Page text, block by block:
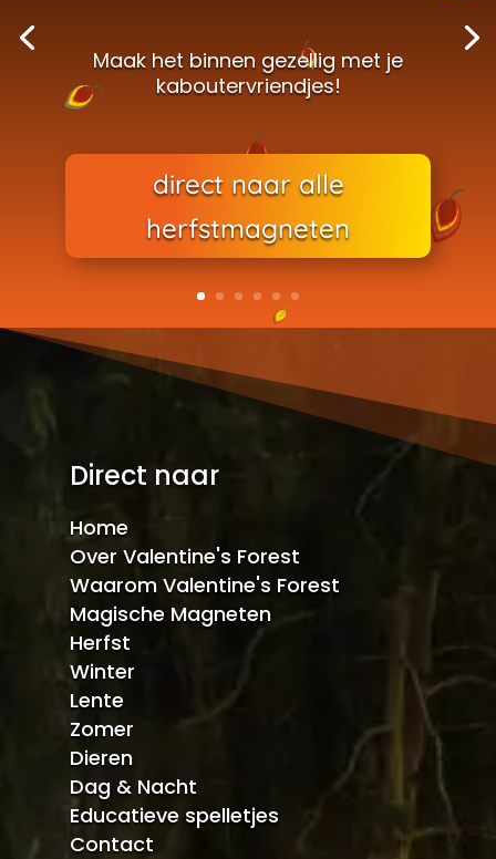
Maak het binnen gezellig met je
kaboutervriendjes!
direct naar alle
herfstmagneten
Direct naar
Home
Over Valentine's Forest
Waarom Valentine's Forest
Magische Magneten
Herfst
Winter
Lente
Zomer
Dieren
Dag & Nacht
Educatieve spelletjes
Contact